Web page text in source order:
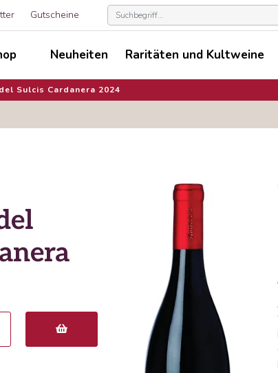
Gutscheine
Neuheiten Raritäten und Kultweine
Sulcis Cardanera 2024